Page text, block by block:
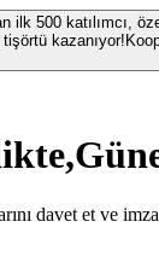
ilk 500 katılımcı,
tişörtü kazanıyor!
davet et ve